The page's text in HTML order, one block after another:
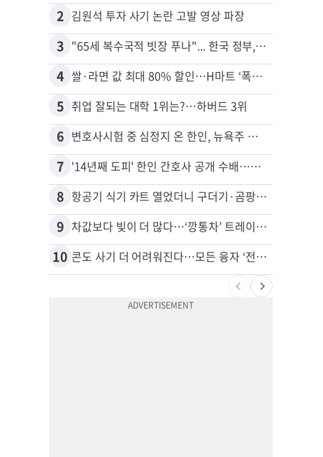
2 김원석 투자 사기 논란 고발 영상 파장
3 "65세 복수국적 빗장 푸나"... 한국 정부, 연령 완화 전면 추진
4 쌀·라면 값 최대 80% 할인…H마트 ‘폭탄 세일’
5 취업 잘되는 대학 1위는?…하버드 3위
6 변호사시험 중 심정지 온 한인, 뉴욕주 제소
7 '14년째 도피' 한인 간호사 공개 수배…메디케어 사기 유죄
8 항공기 식기 카트 열었더니 구더기·곰팡이…LAX 기내식 업체 논란
9 차값보다 빚이 더 많다…‘깡통차’ 트레이드인 급증
10 콘도 사기 더 어려워진다…모든 융자 ‘전체 심사’